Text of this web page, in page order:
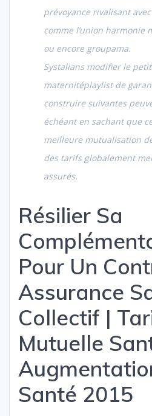
prévoyance rivalisant
comme l’union harmonie
ou encore groupama.
Systalians modifier le
maternitéplaylist de
construire suivantes
échéant en sachant que
meilleure mutualisation
des tarifs globalement
assurés.
Résilier Sa
Pour Un
Assurance
Collectif |
Mutuelle
Santé 2015